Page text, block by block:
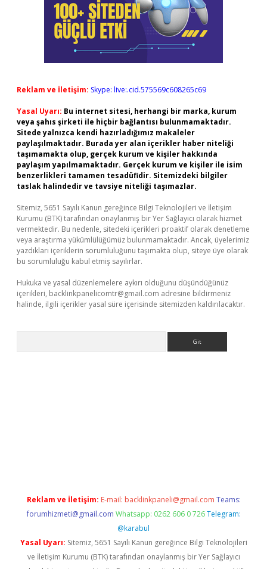
Reklam ve İletişim: Skype: live:.cid.575569c608265c69
Yasal Uyarı: Bu internet sitesi, herhangi bir marka, kurum
veya şahıs şirketi ile hiçbir bağlantısı bulunmamaktadır.
Sitede yalnızca kendi hazırladığımız makaleler
paylaşılmaktadır. Burada yer alan içerikler haber niteliği
taşımamakta olup, gerçek kurum ve kişiler hakkında
paylaşım yapılmamaktadır. Gerçek kurum ve kişiler ile isim
benzerlikleri tamamen tesadüfidir. Sitemizdeki bilgiler
taslak halindedir ve tavsiye niteliği taşımazlar.
Sitemiz, 5651 Sayılı Kanun gereğince Bilgi Teknolojileri ve İletişim
Kurumu (BTK) tarafından onaylanmış bir Yer Sağlayıcı olarak hizmet
vermektedir. Bu nedenle, sitedeki içerikleri proaktif olarak denetleme
veya araştırma yükümlülüğümüz bulunmamaktadır. Ancak, üyelerimiz
yazdıkları içeriklerin sorumluluğunu taşımakta olup, siteye üye olarak
bu sorumluluğu kabul etmiş sayılırlar.
Hukuka ve yasal düzenlemelere aykırı olduğunu düşündüğünüz
içerikleri, backlinkpanelicomtr@gmail.com adresine bildirmeniz
halinde, ilgili içerikler yasal süre içerisinde sitemizden kaldırılacaktır.
Reklam ve İletişim: E-mail: backlinkpaneli@gmail.com Teams:
forumhizmeti@gmail.com Whatsapp: 0262 606 0 726 Telegram:
@karabul
Yasal Uyarı: Sitemiz, 5651 Sayılı Kanun gereğince Bilgi Teknolojileri
ve İletişim Kurumu (BTK) tarafından onaylanmış bir Yer Sağlayıcı